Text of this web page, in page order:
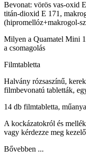
Bevonat: vörös vas-oxid
titán-dioxid E 171,
(hipromellóz+makrogol-
Milyen a Quamatel Mini
a csomagolás
Filmtabletta
Halvány rózsaszínű,
filmbevonatú tabletták,
14 db filmtabletta,
A kockázatokról és
vagy kérdezze meg
Bővebben ...